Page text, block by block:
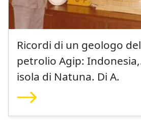
Ricordi di un geologo del
petrolio Agip: Indonesia,
isola di Natuna. Di A.
Franchino